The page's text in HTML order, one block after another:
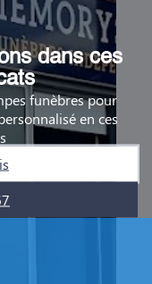
dans ces
funèbres pour
en ces